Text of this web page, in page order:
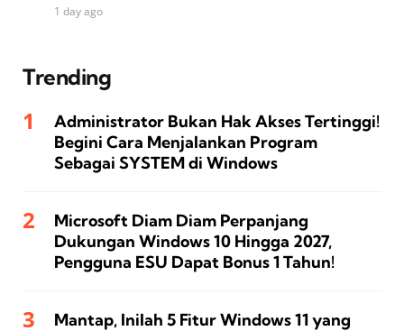
1 day ago
Trending
Administrator Bukan Hak Akses Tertinggi!
Begini Cara Menjalankan Program
Sebagai SYSTEM di Windows
Microsoft Diam Diam Perpanjang
Dukungan Windows 10 Hingga 2027,
Pengguna ESU Dapat Bonus 1 Tahun!
Mantap, Inilah 5 Fitur Windows 11 yang